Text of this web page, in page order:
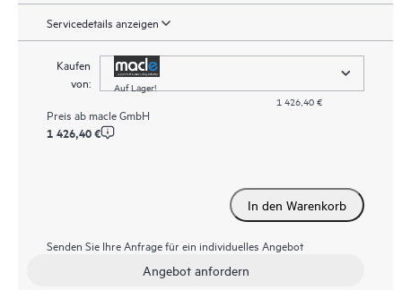
Servicedetails anzeigen
Kaufen
von:
Auf Lager!
1 426,40 €
Preis ab macle GmbH
1 426,40 €
In den Warenkorb
Senden Sie Ihre Anfrage für ein individuelles Angebot
Angebot anfordern